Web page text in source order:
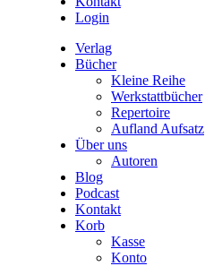
Login
Verlag
Bücher
Kleine Reihe
Werkstattbücher
Repertoire
Aufland Aufsatz
Über uns
Autoren
Blog
Podcast
Kontakt
Korb
Kasse
Konto